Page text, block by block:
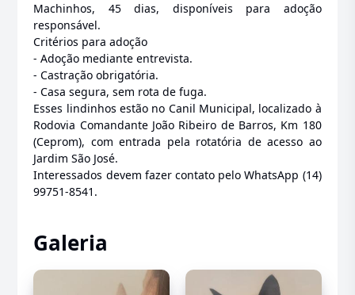
Machinhos, 45 dias, disponíveis para adoção
responsável.
Critérios para adoção
- Adoção mediante entrevista.
- Castração obrigatória.
- Casa segura, sem rota de fuga.
Esses lindinhos estão no Canil Municipal, localizado à
Rodovia Comandante João Ribeiro de Barros, Km 180
(Ceprom), com entrada pela rotatória de acesso ao
Jardim São José.
Interessados devem fazer contato pelo WhatsApp (14)
99751-8541.
Galeria